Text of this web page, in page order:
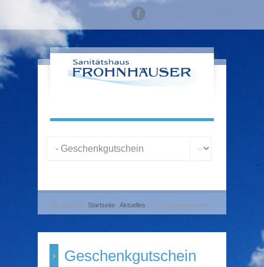
Sie sind hier: Startseite | Aktuelles | Geschenkgutschein
Geschenkgutschein